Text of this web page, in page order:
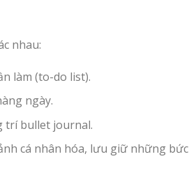
nhau:
làm (to-do list).
ngày.
trí bullet journal.
cá nhân hóa, lưu giữ những bức